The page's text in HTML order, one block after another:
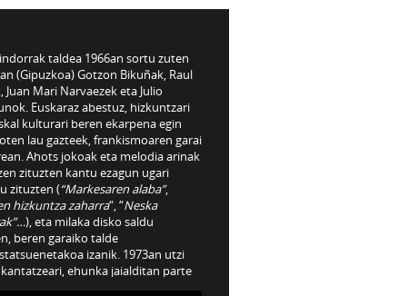
taldea 1966an sortu zuten
(Gipuzkoa) Gotzon Bikuñak, Raul
Juan Mari Narvaezek eta Julio
Euskaraz abestuz, hizkuntzari
kulturari beren ekarpena egin
lau gazteek, frankismoaren garai
Ahots jokoak eta melodia arinak
zituzten kantu ezagun ugari
zituzten (“Markesaren alaba”,
hizkuntza zaharra“, “Neska
), eta milaka disko saldu
beren garaiko talde
izanik. 1973an utzi
ehunka jaialditan parte
gero.